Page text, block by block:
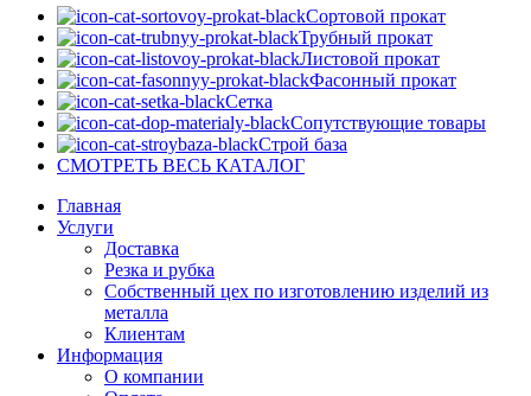
Сортовой прокат
Трубный прокат
Листовой прокат
Фасонный прокат
Сетка
Сопутствующие товары
Строй база
СМОТРЕТЬ ВЕСЬ КАТАЛОГ
Главная
Услуги
Доставка
Резка и рубка
Собственный цех по изготовлению изделий из
металла
Клиентам
Информация
О компании